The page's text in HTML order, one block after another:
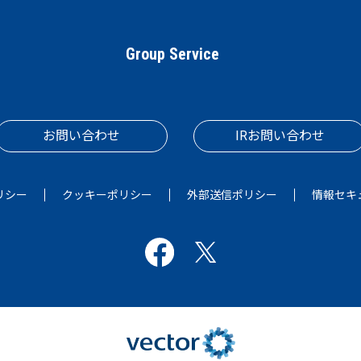
Group Service
お問い合わせ IRお問い合わせ
シー クッキーポリシー 外部送信ポリシー 情報セキ